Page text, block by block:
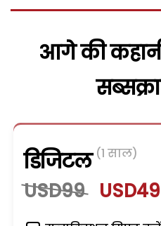
आगे की
डिजिटल (1 साल)
USD99 USD49